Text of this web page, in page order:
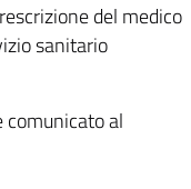
del medico
sanitario
al